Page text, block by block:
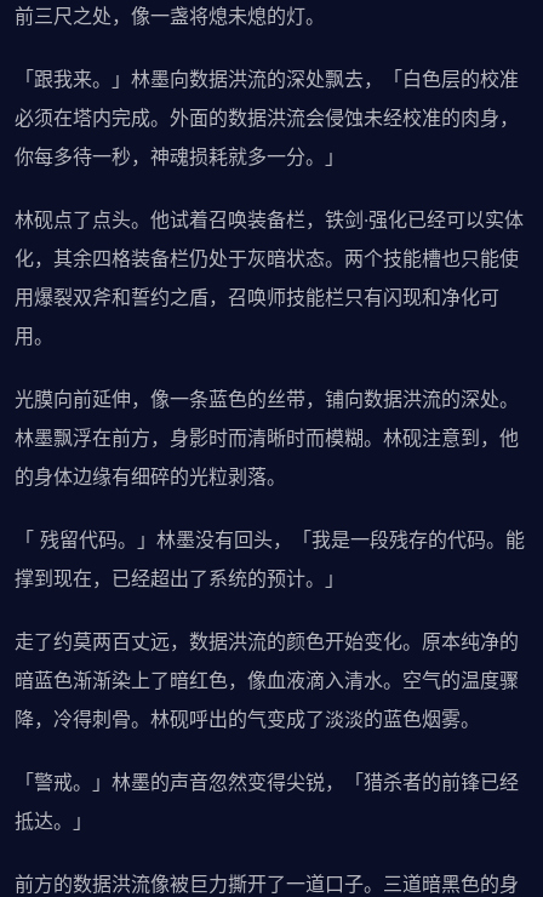
前三尺之处，像一盏将熄未熄的灯。
「跟我来。」林墨向数据洪流的深处飘去，「白色层的校准
必须在塔内完成。外面的数据洪流会侵蚀未经校准的肉身，
你每多待一秒，神魂损耗就多一分。」
林砚点了点头。他试着召唤装备栏，铁剑·强化已经可以实体
化，其余四格装备栏仍处于灰暗状态。两个技能槽也只能使
用爆裂双斧和誓约之盾，召唤师技能栏只有闪现和净化可
用。
光膜向前延伸，像一条蓝色的丝带，铺向数据洪流的深处。
林墨飘浮在前方，身影时而清晰时而模糊。林砚注意到，他
的身体边缘有细碎的光粒剥落。
「 残留代码。」林墨没有回头，「我是一段残存的代码。能
撑到现在，已经超出了系统的预计。」
走了约莫两百丈远，数据洪流的颜色开始变化。原本纯净的
暗蓝色渐渐染上了暗红色，像血液滴入清水。空气的温度骤
降，冷得刺骨。林砚呼出的气变成了淡淡的蓝色烟雾。
「警戒。」林墨的声音忽然变得尖锐，「猎杀者的前锋已经
抵达。」
前方的数据洪流像被巨力撕开了一道口子。三道暗黑色的身